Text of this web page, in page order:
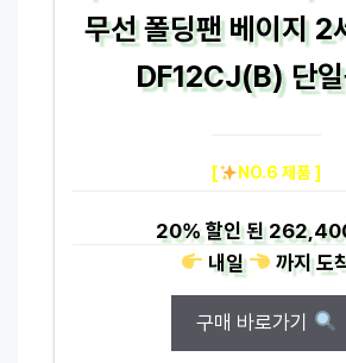
무선 폴딩팬 베이지 2
DF12CJ(B) 단
[ NO.6 제품 ]
20%할인 된
내일
까지도
구매 바로가기